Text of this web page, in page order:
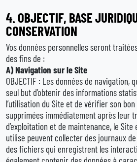
4. OBJECTIF, BASE
CONSERVATION
Vos données personnelles seront
des fins de :
A)Navigation sur le Site
OBJECTIF : Les données de navigation,
seul but d’obtenir des informations
l’utilisation du Site et de vérifier son
supprimées immédiatement après leur
d’exploitation et de maintenance, le
utilise peuvent collecter des journaux
des fichiers qui enregistrent les